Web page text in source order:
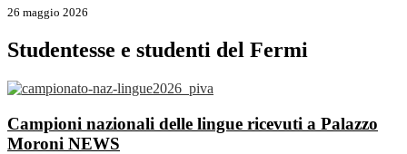
26 maggio 2026
Studentesse e studenti del Fermi
Campioni nazionali delle lingue ricevuti a Palazzo
Moroni NEWS